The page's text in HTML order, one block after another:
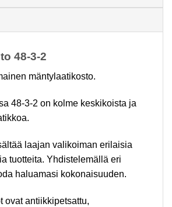
48-3-2
mäntylaatikosto.
48-3-2 on kolme keskikoista ja
laajan valikoiman erilaisia
tuotteita. Yhdistelemällä eri
haluamasi kokonaisuuden.
ovat antiikkipetsattu,